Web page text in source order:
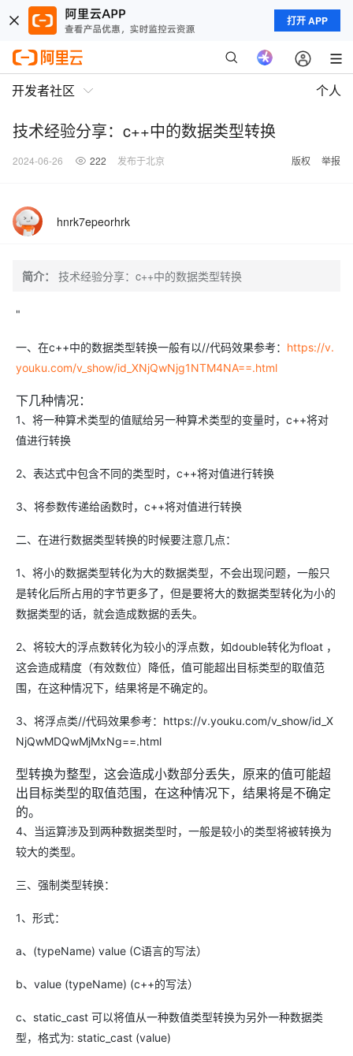
打开 APP
开发者社区 个人
技术经验分享：c++中的数据类型转换
2024-06-26 222 发布于北京 版权 举报
hnrk7epeorhrk
简介： 技术经验分享：c++中的数据类型转换
"
一、在c++中的数据类型转换一般有以//代码效果参考： https://v.
youku.com/v_show/id_XNjQwNjg1NTM4NA==.html
下几种情况：
1、将一种算术类型的值赋给另一种算术类型的变量时，c++将对
值进行转换
2、表达式中包含不同的类型时，c++将对值进行转换
3、将参数传递给函数时，c++将对值进行转换
二、在进行数据类型转换的时候要注意几点：
1、将小的数据类型转化为大的数据类型，不会出现问题，一般只
是转化后所占用的字节更多了，但是要将大的数据类型转化为小的
数据类型的话，就会造成数据的丢失。
2、将较大的浮点数转化为较小的浮点数，如double转化为float ，
这会造成精度（有效数位）降低，值可能超出目标类型的取值范
围，在这种情况下，结果将是不确定的。
3、将浮点类//代码效果参考：https://v.youku.com/v_show/id_X
NjQwMDQwMjMxNg==.html
型转换为整型，这会造成小数部分丢失，原来的值可能超
出目标类型的取值范围，在这种情况下，结果将是不确定
的。
4、当运算涉及到两种数据类型时，一般是较小的类型将被转换为
较大的类型。
三、强制类型转换：
1、形式：
a、(typeName) value (C语言的写法）
b、value (typeName) (c++的写法）
c、static_cast 可以将值从一种数值类型转换为另外一种数据类
型，格式为: static_cast (value)